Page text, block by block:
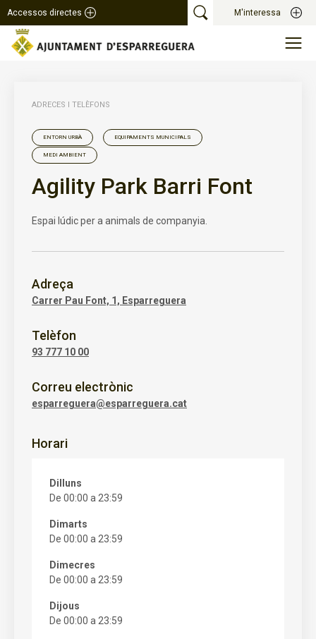
Accessos directes M'interessa
ADRECES I TELÈFONS
ENTORN URBÀ EQUIPAMENTS MUNICIPALS
MEDI AMBIENT
Agility Park Barri Font
Espai lúdic per a animals de companyia.
Adreça
Carrer Pau Font, 1, Esparreguera
Telèfon
93 777 10 00
Correu electrònic
esparreguera@esparreguera.cat
Horari
Dilluns
De 00:00 a 23:59
Dimarts
De 00:00 a 23:59
Dimecres
De 00:00 a 23:59
Dijous
De 00:00 a 23:59